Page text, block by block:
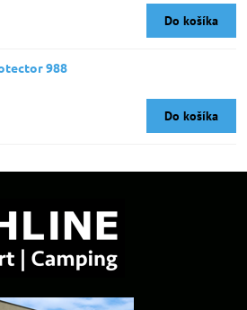
Do košíka
988
Do košíka